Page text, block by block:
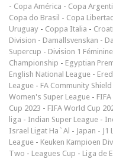
- Copa América - Copa
Copa do Brasil - Copa
Uruguay - Coppa Italia -
Division - Damallsvenskan -
Supercup - Division 1 Féminine
Championship - Egyptian
English National League -
League - FA Community Shield
Women's Super League -
Cup 2023 - FIFA World Cup
liga - Indian Super League -
Israel Ligat Ha`Al - Japan - J1
League - Keuken Kampioen
Two - Leagues Cup - Liga de